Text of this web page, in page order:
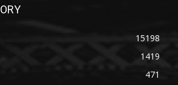
15198
1419
471